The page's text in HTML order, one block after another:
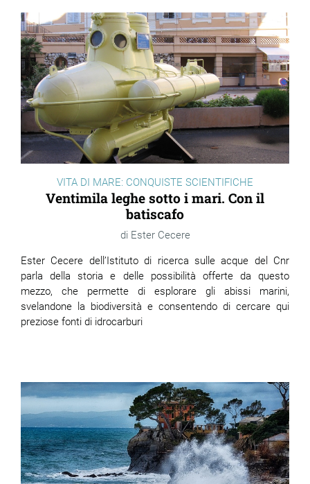
VITA DI MARE: CONQUISTE SCIENTIFICHE
Ventimila leghe sotto i mari. Con il
batiscafo
Ester Cecere
Ester Cecere dell’Istituto di ricerca sulle acque del Cnr
parla della storia e delle possibilità offerte da questo
mezzo, che permette di esplorare gli abissi marini,
svelandone la biodiversità e consentendo di cercare qui
preziose fonti di idrocarburi